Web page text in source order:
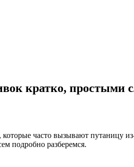
кратко, простыми
часто вызывают путаницу
подробно разберемся.